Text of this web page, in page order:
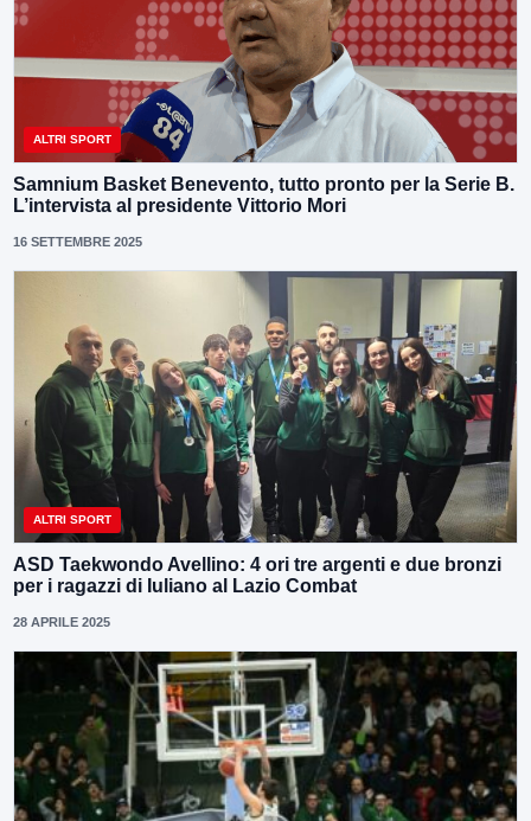
ALTRI SPORT
Samnium Basket Benevento, tutto pronto per la Serie B.
L’intervista al presidente Vittorio Mori
16 SETTEMBRE 2025
ALTRI SPORT
ASD Taekwondo Avellino: 4 ori tre argenti e due bronzi
per i ragazzi di Iuliano al Lazio Combat
28 APRILE 2025